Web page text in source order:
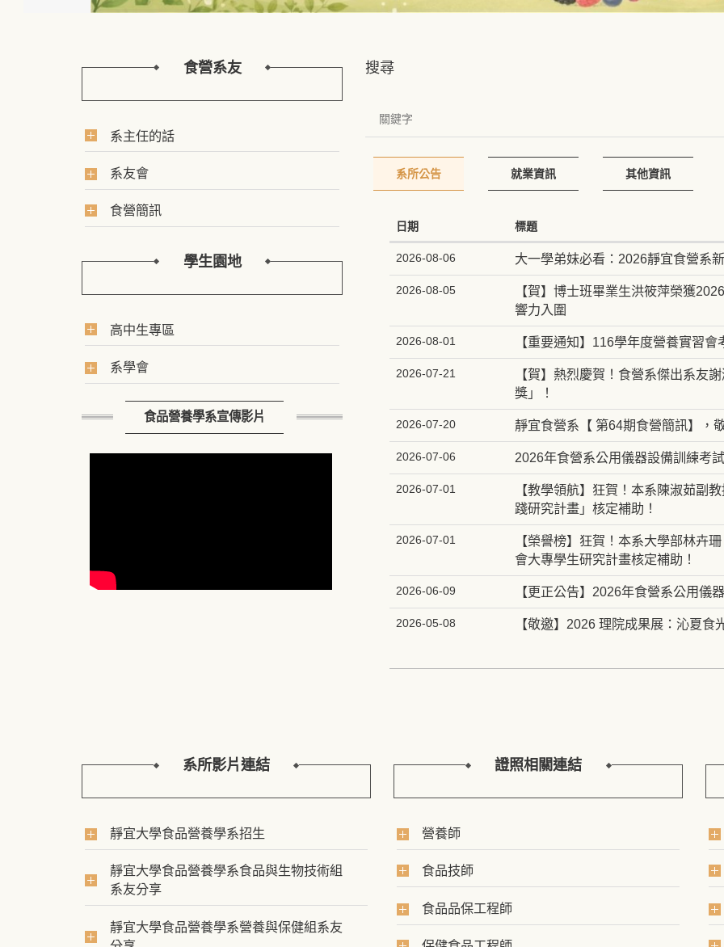
食營系友
系主任的話
系友會
食營簡訊
學生園地
高中生專區
系學會
食品營養學系宣傳影片
搜尋
系所公告 就業資訊 其他資訊
日期 標題
2026-08-06 大一學弟妹必看：2026靜宜食營系
2026-08-05
【賀】博士班畢業生洪筱萍榮獲
響力入圍
2026-08-01 【重要通知】116學年度營養實習
2026-07-21
【賀】熱烈慶賀！食營系傑出系友
獎」！
2026-07-20 靜宜食營系【 第64期食營簡訊】，
2026-07-06 2026年食營系公用儀器設備訓練考
2026-07-01
【教學領航】狂賀！本系陳淑茹副
踐研究計畫」核定補助！
2026-07-01
【榮譽榜】狂賀！本系大學部林卉
會大專學生研究計畫核定補助！
2026-06-09 【更正公告】2026年食營系公用儀
2026-05-08 【敬邀】2026 理院成果展：沁夏食
系所影片連結
靜宜大學食品營養學系招生
靜宜大學食品營養學系食品與生物技術組
系友分享
靜宜大學食品營養學系營養與保健組系友
證照相關連結
營養師
食品技師
食品品保工程師